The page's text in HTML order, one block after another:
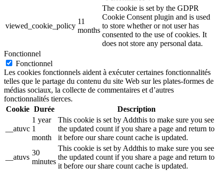
viewed_cookie_policy
11
months
The cookie is set by the GDPR
Cookie Consent plugin and is used
to store whether or not user has
consented to the use of cookies. It
does not store any personal data.
Fonctionnel
Fonctionnel
Les cookies fonctionnels aident à exécuter certaines fonctionnalités
telles que le partage du contenu du site Web sur les plates-formes de
médias sociaux, la collecte de commentaires et d’autres
fonctionnalités tierces.
Cookie Durée Description
__atuvc
1 year
1
month
This cookie is set by Addthis to make sure you see
the updated count if you share a page and return to
it before our share count cache is updated.
__atuvs
30
minutes
This cookie is set by Addthis to make sure you see
the updated count if you share a page and return to
it before our share count cache is updated.